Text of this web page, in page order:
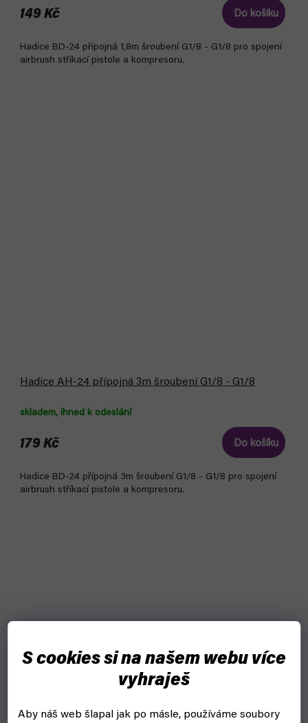
S cookies si na našem webu více
vyhraješ
Aby náš web šlapal jak po másle, používáme soubory
149 Kč Do košíku
Hadice BD-24 přípojná 1,8m šroubení G1/8 - G1/8 pro spojení
airbrush stříkací pistole a kompresoru.
Hadice AH-24 přípojná 3m šroubení G1/8 - G1/8
skladem, ihned k odeslání
179 Kč Do košíku
Hadice BD-24 přípojná 3m šroubení G1/8 - G1/8 pro spojení
airbrush stříkací pistole a kompresoru.